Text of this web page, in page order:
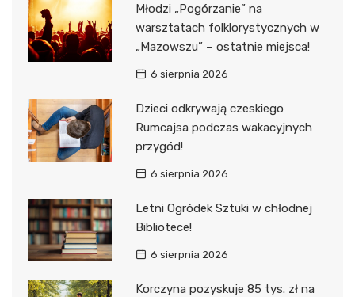
Młodzi „Pogórzanie” na
warsztatach folklorystycznych w
„Mazowszu” – ostatnie miejsca!
6 sierpnia 2026
Dzieci odkrywają czeskiego
Rumcajsa podczas wakacyjnych
przygód!
6 sierpnia 2026
Letni Ogródek Sztuki w chłodnej
Bibliotece!
6 sierpnia 2026
Korczyna pozyskuje 85 tys. zł na